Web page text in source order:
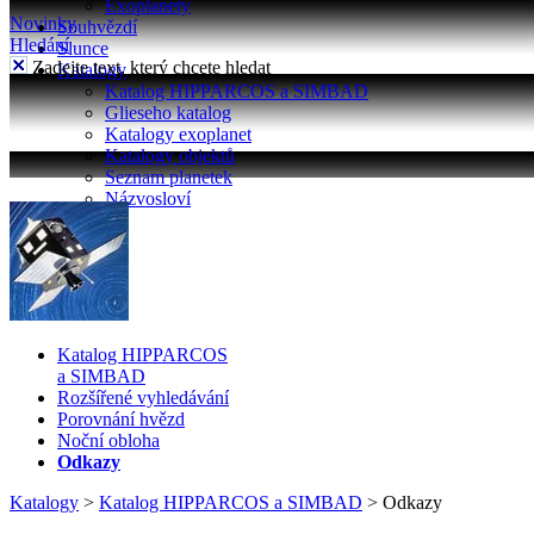
Exoplanety
Souhvězdí
Slunce
Katalogy
Katalog HIPPARCOS a SIMBAD
Glieseho katalog
Katalogy exoplanet
Katalogy objektů
Seznam planetek
Názvosloví
Novinky
Hledání
Zadejte text, který chcete hledat
Katalog HIPPARCOS
a SIMBAD
Rozšířené vyhledávání
Porovnání hvězd
Noční obloha
Odkazy
Katalogy > Katalog HIPPARCOS a SIMBAD > Odkazy